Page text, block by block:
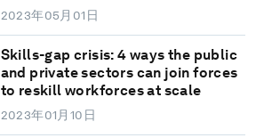
2023年05月01日
Skills-gap crisis: 4 ways the public
and private sectors can join forces
to reskill workforces at scale
2023年01月10日